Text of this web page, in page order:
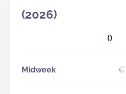
(2026)
()
Midweek €